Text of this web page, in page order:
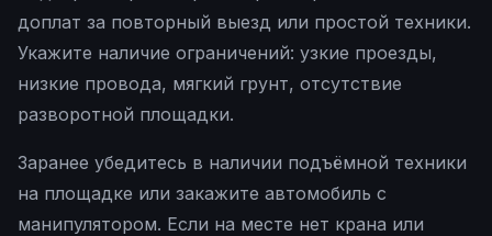
доплат за повторный выезд или простой техники.
Укажите наличие ограничений: узкие проезды,
низкие провода, мягкий грунт, отсутствие
разворотной площадки.
Заранее убедитесь в наличии подъёмной техники
на площадке или закажите автомобиль с
манипулятором. Если на месте нет крана или